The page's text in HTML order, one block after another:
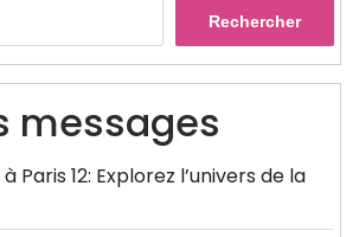
Rechercher
messages
Paris 12: Explorez l’univers de la